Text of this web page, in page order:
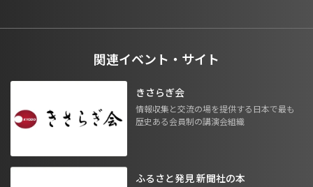
関連イベント・サイト
きさらぎ会
情報収集と交流の場を提供する日本で最も
歴史ある会員制の講演会組織
ふるさと発見 新聞社の本